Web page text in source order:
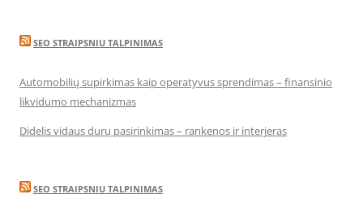
SEO STRAIPSNIU TALPINIMAS
Automobilių supirkimas kaip operatyvus sprendimas – finansinio
likvidumo mechanizmas
Didelis vidaus durų pasirinkimas – rankenos ir interjeras
SEO STRAIPSNIU TALPINIMAS